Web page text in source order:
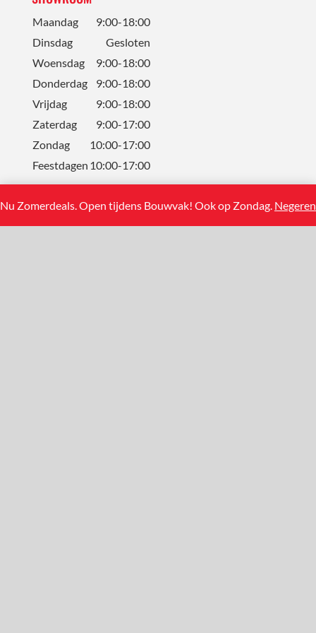
Nu Zomerdeals. Open tijdens Bouwvak! Ook op Zondag. Negeren
Maandag
9:00-18:00
Dinsdag
Gesloten
Woensdag
9:00-18:00
Donderdag
9:00-18:00
Vrijdag
9:00-18:00
Zaterdag
9:00-17:00
Zondag
10:00-17:00
Feestdagen 10:00-17:00
CONTACT